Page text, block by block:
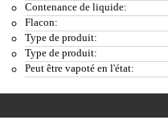
Contenance de liquide:
Flacon:
Type de produit:
Type de produit:
Peut être vapoté en l'état: